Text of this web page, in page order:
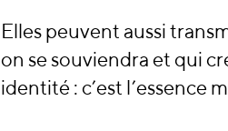
Elles peuvent aussi
on se souviendra et qui
identité : c’est l’essence